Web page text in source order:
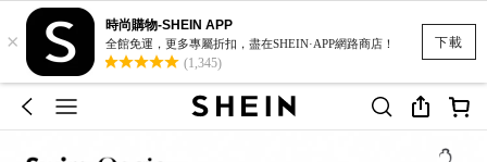
下載
×
時尚購物-SHEIN APP
全館免運，更多專屬折扣，盡在SHEIN·APP網路商店！
(1,345)